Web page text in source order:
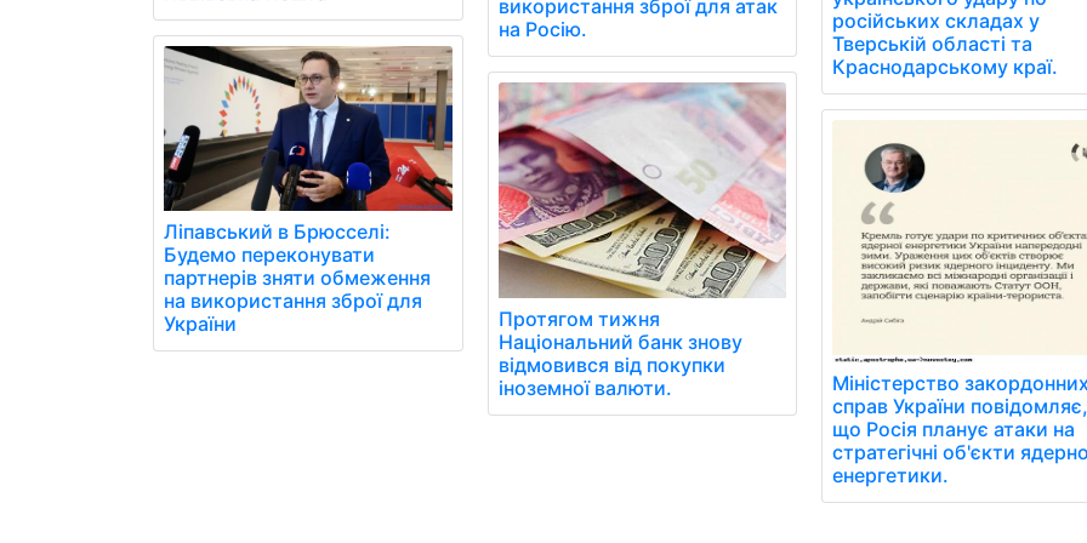
Ліпавський в Брюсселі:
Будемо переконувати
партнерів зняти обмеження
на використання зброї для
України
використання зброї для атак
на Росію.
Протягом тижня
Національний банк знову
відмовився від покупки
іноземної валюти.
російських складах у
Тверській області та
Краснодарському краї.
Міністерство закордонних
справ України повідомляє,
що Росія планує атаки на
стратегічні об'єкти
енергетики.